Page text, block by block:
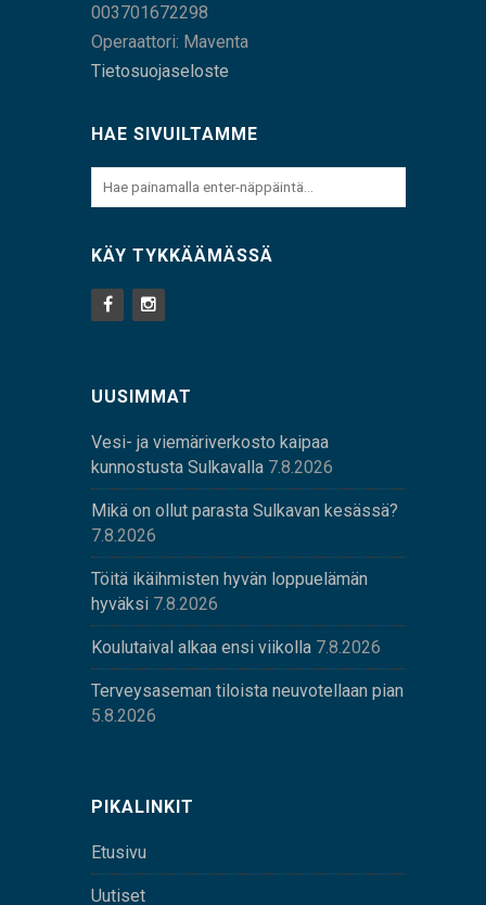
003701672298
Operaattori: Maventa
Tietosuojaseloste
HAE SIVUILTAMME
KÄY TYKKÄÄMÄSSÄ
UUSIMMAT
Vesi- ja viemäriverkosto kaipaa
kunnostusta Sulkavalla 7.8.2026
Mikä on ollut parasta Sulkavan kesässä?
7.8.2026
Töitä ikäihmisten hyvän loppuelämän
hyväksi 7.8.2026
Koulutaival alkaa ensi viikolla 7.8.2026
Terveysaseman tiloista neuvotellaan pian
5.8.2026
PIKALINKIT
Etusivu
Uutiset